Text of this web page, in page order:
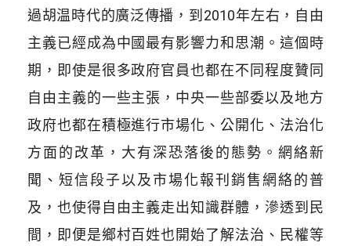
過胡温時代的廣泛傳播，到2010年左右，自由
主義已經成為中國最有影響力和思潮。這個時
期，即使是很多政府官員也都在不同程度贊同
自由主義的一些主張，中央一些部委以及地方
政府也都在積極進行市場化、公開化、法治化
方面的改革，大有深恐落後的態勢。網絡新
聞、短信段子以及市場化報刊銷售網絡的普
及，也使得自由主義走出知識群體，滲透到民
間，即便是鄉村百姓也開始了解法治、民權等